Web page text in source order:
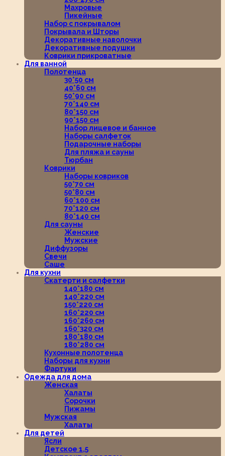
Махровые
Пикейные
Набор с покрывалом
Покрывала и Шторы
Декоративные наволочки
Декоративные подушки
Коврики прикроватные
Для ванной
Полотенца
30*50 см
40*60 см
50*90 см
70*140 см
80*150 см
90*150 см
Набор лицевое и банное
Наборы салфеток
Подарочные наборы
Для пляжа и сауны
Тюрбан
Коврики
Наборы ковриков
50*70 см
50*80 см
60*100 см
70*120 см
80*140 см
Для сауны
Женские
Мужские
Диффузоры
Свечи
Саше
Для кухни
Скатерти и салфетки
140*180 см
140*220 см
150*220 см
160*220 см
160*260 см
160*320 см
180*180 см
180*280 см
Кухонные полотенца
Наборы для кухни
Фартуки
Одежда для дома
Женская
Халаты
Сорочки
Пижамы
Мужская
Халаты
Для детей
Ясли
Детское 1,5